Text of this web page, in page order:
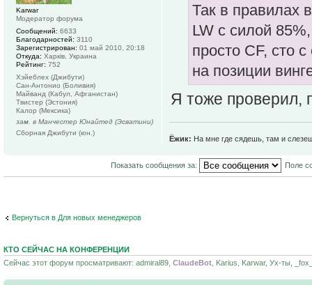
Так в правилах
LW с силой
просто CF, сто
на позиции
Я тоже проверил,
Ёжик: На мне где сядешь, там и
Karwar
Модератор форума
Сообщений: 6633
Благодарностей: 3110
Зарегистрирован: 01 май 2010, 20:18
Откуда: Харків, Украина
Рейтинг: 752
Хэйеблех (Джибути)
Сан-Антонио (Боливия)
Майванд (Кабул, Афганистан)
Твистер (Эстония)
Калор (Мексика)
зам. в Манчестер Юнайтед (Эсватини)
Сборная Джибути (юн.)
Показать сообщения за: Поле
Вернуться в Для новых менеджеров
КТО СЕЙЧАС НА КОНФЕРЕНЦИИ
Сейчас этот форум просматривают: admiral89, ClaudeBot , Karius, Karwar, Ух-ты,